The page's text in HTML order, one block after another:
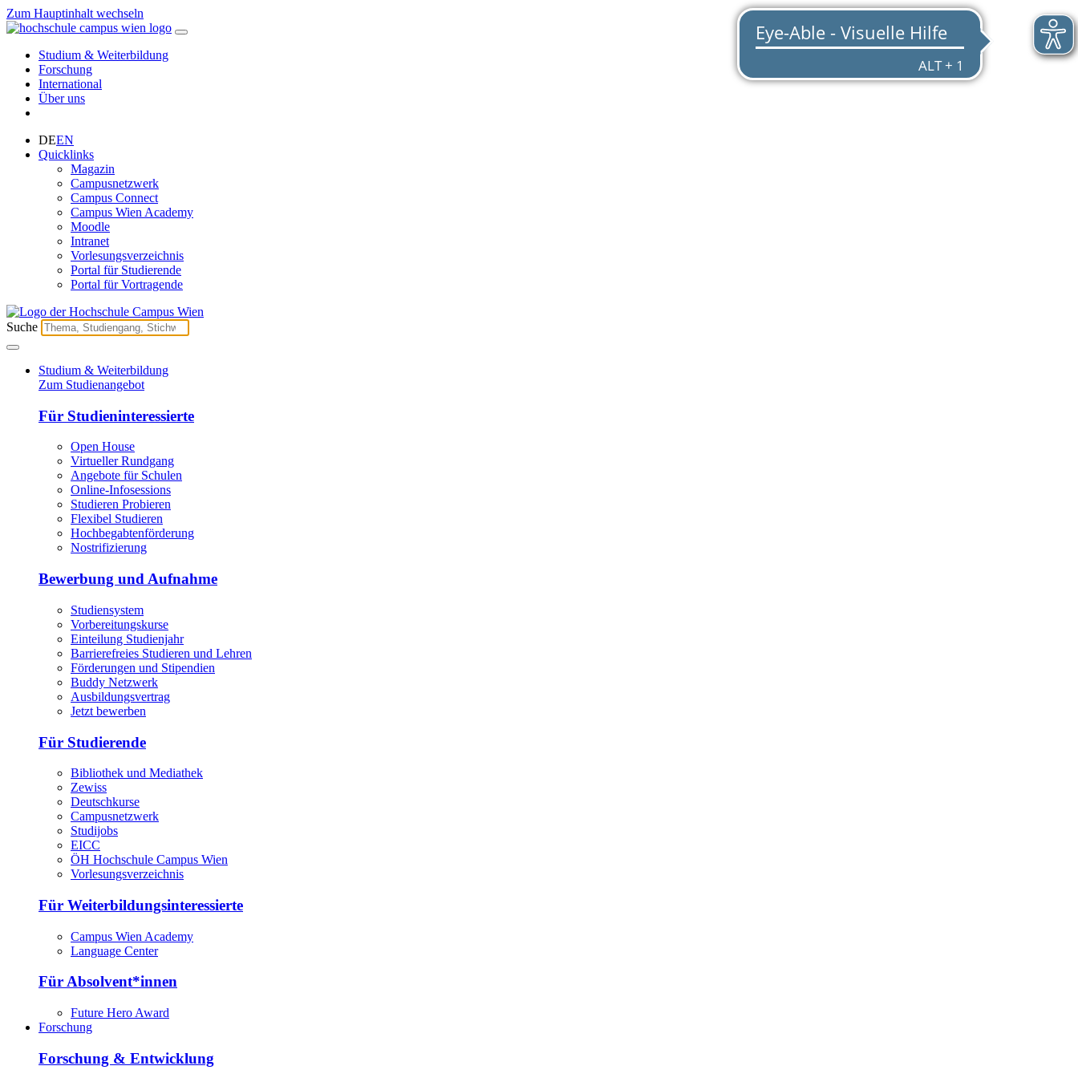
Zum Hauptinhalt wechseln
Studium & Weiterbildung
Forschung
International
Über uns
DEEN
Quicklinks
Magazin
Campusnetzwerk
Campus Connect
Campus Wien Academy
Moodle
Intranet
Vorlesungsverzeichnis
Portal für Studierende
Portal für Vortragende
Suche
Studium & Weiterbildung
Zum Studienangebot
Für Studieninteressierte
Open House
Virtueller Rundgang
Angebote für Schulen
Online-Infosessions
Studieren Probieren
Flexibel Studieren
Hochbegabtenförderung
Nostrifizierung
Bewerbung und Aufnahme
Studiensystem
Vorbereitungskurse
Einteilung Studienjahr
Barrierefreies Studieren und Lehren
Förderungen und Stipendien
Buddy Netzwerk
Ausbildungsvertrag
Jetzt bewerben
Für Studierende
Bibliothek und Mediathek
Zewiss
Deutschkurse
Campusnetzwerk
Studijobs
EICC
ÖH Hochschule Campus Wien
Vorlesungsverzeichnis
Für Weiterbildungsinteressierte
Campus Wien Academy
Language Center
Für Absolvent*innen
Future Hero Award
Forschung
Forschung & Entwicklung